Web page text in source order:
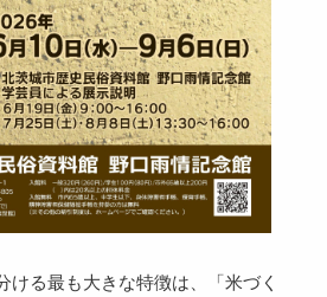
ける最も大きな特徴は、「米づく